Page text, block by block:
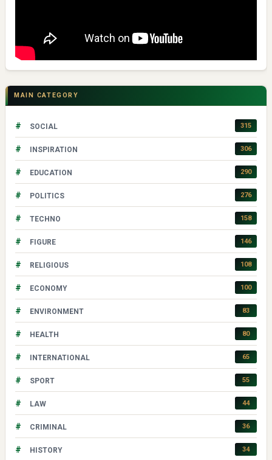
MAIN CATEGORY
# SOCIAL 315
# INSPIRATION 306
# EDUCATION 290
# POLITICS 276
# TECHNO 158
# FIGURE 146
# RELIGIOUS 108
# ECONOMY 100
# ENVIRONMENT 83
# HEALTH 80
# INTERNATIONAL 65
# SPORT 55
# LAW 44
# CRIMINAL 36
# HISTORY 34